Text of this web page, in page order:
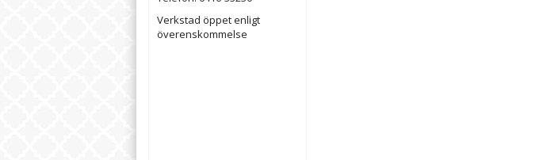
Verkstad öppet enligt
överenskommelse